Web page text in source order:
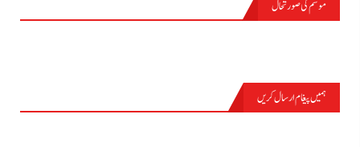
موسم کی صورتحال
ہمیں پیغام ارسال کریں